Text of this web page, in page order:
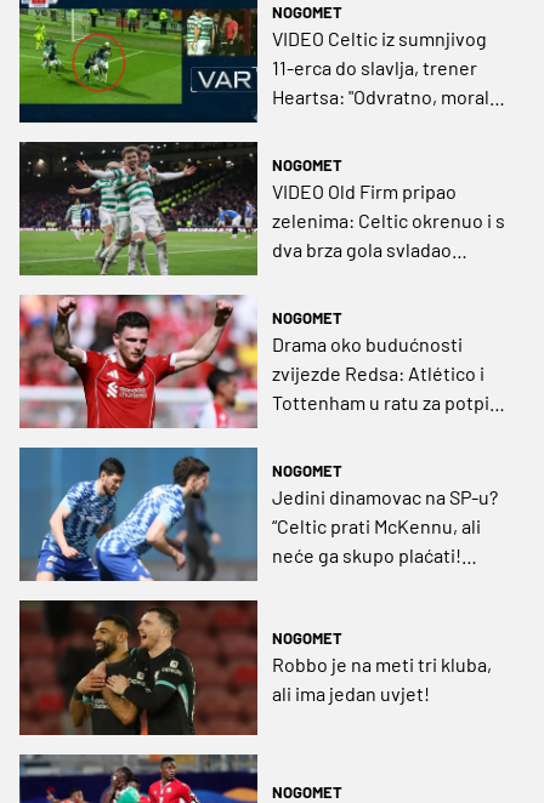
NOGOMET
VIDEO Celtic iz sumnjivog
11-erca do slavlja, trener
Heartsa: "Odvratno, morala
NOGOMET
VIDEO Old Firm pripao
zelenima: Celtic okrenuo i s
dva brza gola svladao
NOGOMET
Drama oko budućnosti
zvijezde Redsa: Atlético i
Tottenham u ratu za potpis
NOGOMET
Jedini dinamovac na SP-u?
“Celtic prati McKennu, ali
neće ga skupo plaćati!
NOGOMET
Robbo je na meti tri kluba,
ali ima jedan uvjet!
NOGOMET